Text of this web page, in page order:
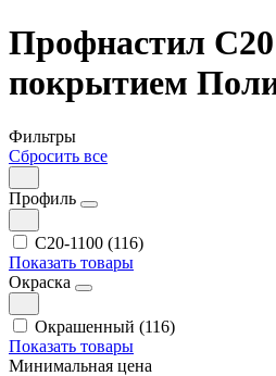
Профнастил
покрытием
Фильтры
Сбросить все
Профиль
С20-1100 (116)
Показать товары
Окраска
Окрашенный (116)
Показать товары
Минимальная цена